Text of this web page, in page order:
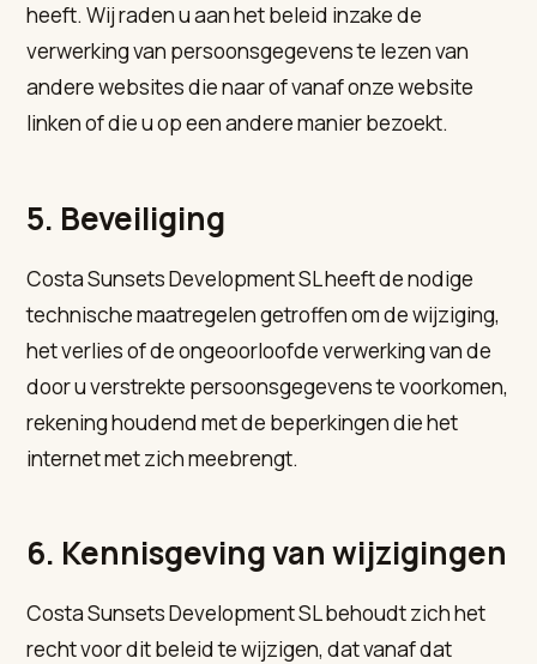
heeft. Wij raden u aan het beleid inzake de
verwerking van persoonsgegevens te lezen van
andere websites die naar of vanaf onze website
linken of die u op een andere manier bezoekt.
5. Beveiliging
Costa Sunsets Development SL heeft de nodige
technische maatregelen getroffen om de wijziging,
het verlies of de ongeoorloofde verwerking van de
door u verstrekte persoonsgegevens te voorkomen,
rekening houdend met de beperkingen die het
internet met zich meebrengt.
6. Kennisgeving van wijzigingen
Costa Sunsets Development SL behoudt zich het
recht voor dit beleid te wijzigen, dat vanaf dat